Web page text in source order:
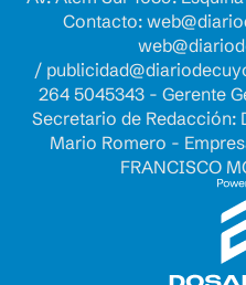
Contacto:
/
264 5045343 - Gerente
Secretario de Redacción:
Mario Romero -
FRANCISCO